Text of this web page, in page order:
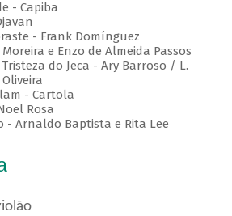
- Capiba
- Frank Domínguez
e Enzo de Almeida Passos
do Jeca - Ary Barroso / L.
- Cartola
Rosa
- Arnaldo Baptista e Rita Lee